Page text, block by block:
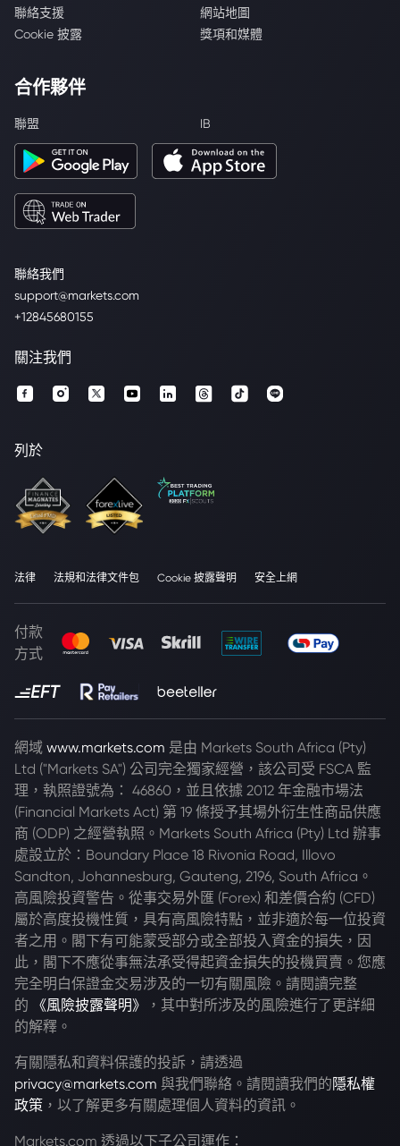
聯絡我們
support@markets.com
+12845680155
聯絡支援
網站地圖
Cookie 披露
獎項和媒體
合作夥伴
聯盟 IB
關注我們
列於
法律 法規和法律文件包 Cookie 披露聲明 安全上網
付款
方式
網域 www.markets.com 是由 Markets South Africa (Pty)
Ltd ("Markets SA") 公司完全獨家經營，該公司受 FSCA 監
理，執照證號為： 46860，並且依據 2012 年金融市場法
(Financial Markets Act) 第 19 條授予其場外衍生性商品供應
商 (ODP) 之經營執照。Markets South Africa (Pty) Ltd 辦事
處設立於：Boundary Place 18 Rivonia Road, Illovo
Sandton, Johannesburg, Gauteng, 2196, South Africa。
高風險投資警告。從事交易外匯 (Forex) 和差價合約 (CFD)
屬於高度投機性質，具有高風險特點，並非適於每一位投資
者之用。閣下有可能蒙受部分或全部投入資金的損失，因
此，閣下不應從事無法承受得起資金損失的投機買賣。您應
完全明白保證金交易涉及的一切有關風險。請閱讀完整
的
《風險披露聲明》
，其中對所涉及的風險進行了更詳細
的解釋。
有關隱私和資料保護的投訴，請透過
privacy@markets.com 與我們聯絡。請閱讀我們的 隱私權
政策 ，以了解更多有關處理個人資料的資訊。
Markets.com 透過以下子公司運作：